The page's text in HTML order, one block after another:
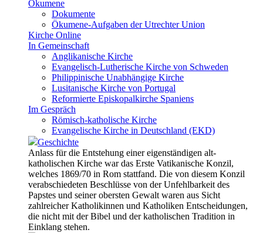
Ökumene
Dokumente
Ökumene-Aufgaben der Utrechter Union
Kirche Online
In Gemeinschaft
Anglikanische Kirche
Evangelisch-Lutherische Kirche von Schweden
Philippinische Unabhängige Kirche
Lusitanische Kirche von Portugal
Reformierte Episkopalkirche Spaniens
Im Gespräch
Römisch-katholische Kirche
Evangelische Kirche in Deutschland (EKD)
Geschichte
Anlass für die Entstehung einer eigenständigen alt-
katholischen Kirche war das Erste Vatikanische Konzil,
welches 1869/70 in Rom stattfand. Die von diesem Konzil
verabschiedeten Beschlüsse von der Unfehlbarkeit des
Papstes und seiner obersten Gewalt waren aus Sicht
zahlreicher Katholikinnen und Katholiken Entscheidungen,
die nicht mit der Bibel und der katholischen Tradition in
Einklang stehen.